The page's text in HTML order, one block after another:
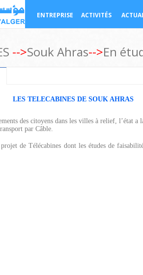
ENTREPRISE ACTIVITÉS
-->Souk Ahras-->En
LES TELECABINES DE SOUK AHRAS
des citoyens dans les villes à relief, l’état a
par Câble.
de Télécabines dont les études de